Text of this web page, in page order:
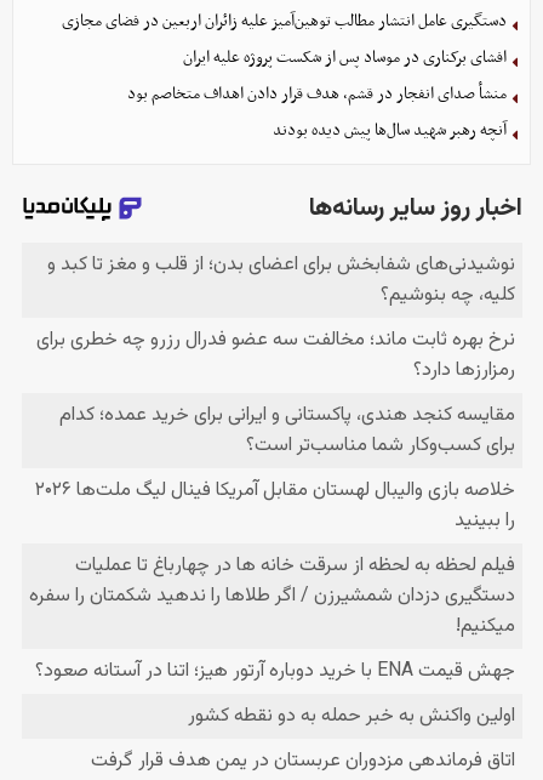
دستگیری عامل انتشار مطالب توهین‌آمیز علیه زائران اربعین در فضای مجازی
افشای برکناری در موساد پس از شکست پروژه علیه ایران
منشأ صدای انفجار در قشم، هدف قرار دادن اهداف متخاصم بود
آنچه رهبر شهید سال‌ها پیش دیده بودند